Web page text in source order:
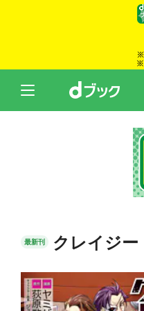
最新刊 クレイジー